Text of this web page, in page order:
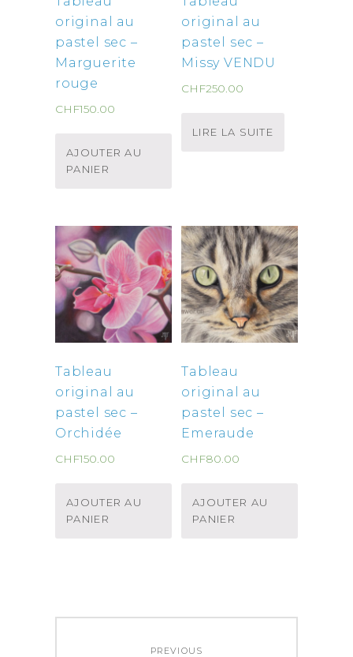
original au
pastel sec –
Marguerite
rouge
CHF150.00
AJOUTER AU
PANIER
original au
pastel sec –
Missy VENDU
CHF250.00
LIRE LA SUITE
Tableau
original au
pastel sec –
Orchidée
CHF150.00
AJOUTER AU
PANIER
Tableau
original au
pastel sec –
Emeraude
CHF80.00
AJOUTER AU
PANIER
PREVIOUS